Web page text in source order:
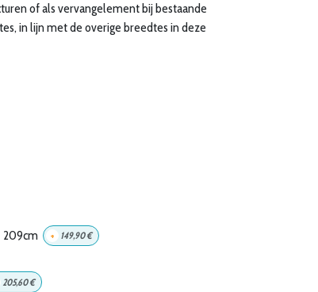
of als vervangelement bij bestaande
in lijn met de overige breedtes in deze
209cm + 149,90€
205,60€